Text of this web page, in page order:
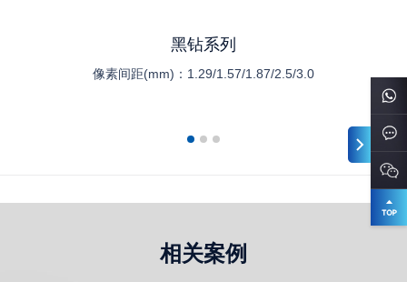
黑钻系列
像素间距(mm)： 1.29/1.57/1.87/2.5/3.0
相关案例